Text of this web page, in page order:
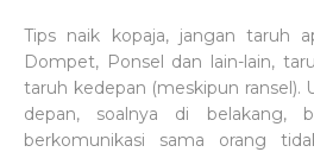
Tips naik kopaja, jangan taruh
Dompet, Ponsel dan lain-lain,
taruh kedepan (meskipun ransel).
depan, soalnya di belakang,
berkomunikasi sama orang